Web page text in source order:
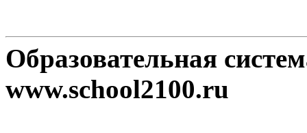
Образовательная
www.school2100.ru